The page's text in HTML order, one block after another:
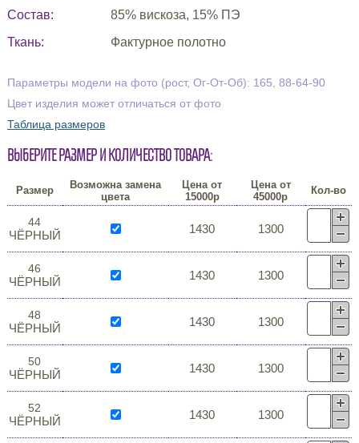
Состав:
85% вискоза, 15% ПЭ
Ткань:
Фактурное полотно
Параметры модели на фото (рост, Ог-От-Об): 165, 88-64-90
Цвет изделия может отличаться от фото
Таблица размеров
Выберите размер и количество товара:
Размер
Возможна замена
цвета
Цена от
15000р
Цена от
45000р
Кол-во
44
ЧЁРНЫЙ 1430 1300
46
ЧЁРНЫЙ 1430 1300
48
ЧЁРНЫЙ 1430 1300
50
ЧЁРНЫЙ 1430 1300
52
ЧЁРНЫЙ 1430 1300